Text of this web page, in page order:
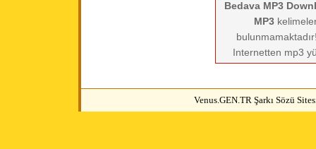
Bedava MP3
MP3
Internetten mp3
Venus.GEN.TR Şarkı Sözü